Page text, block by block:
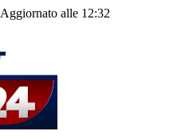
Aggiornato alle 12:32